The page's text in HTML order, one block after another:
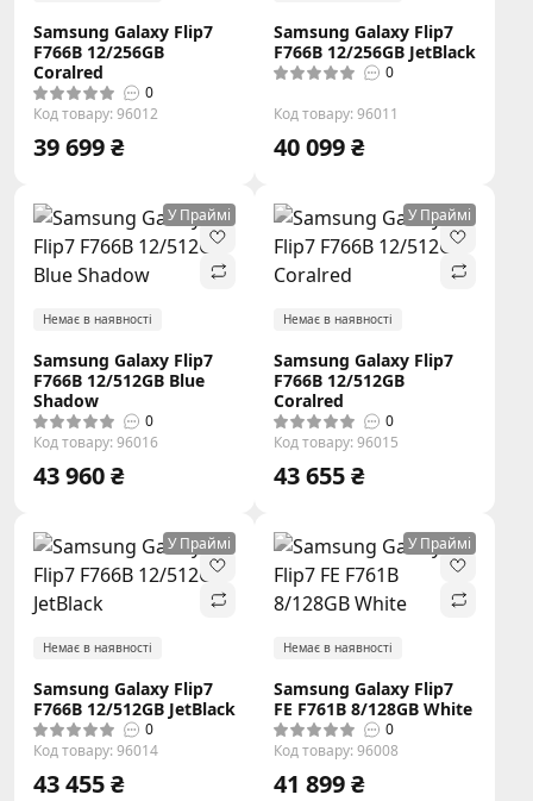
Samsung Galaxy Flip7
F766B 12/256GB
Coralred
0
Код товару: 96012
39 699 ₴
Samsung Galaxy Flip7
F766B 12/256GB JetBlack
0
Код товару: 96011
40 099 ₴
У Праймі
Немає в наявності
Samsung Galaxy Flip7
F766B 12/512GB Blue
Shadow
0
Код товару: 96016
43 960 ₴
У Праймі
Немає в наявності
Samsung Galaxy Flip7
F766B 12/512GB
Coralred
0
Код товару: 96015
43 655 ₴
У Праймі
Немає в наявності
Samsung Galaxy Flip7
F766B 12/512GB JetBlack
0
Код товару: 96014
43 455 ₴
У Праймі
Немає в наявності
Samsung Galaxy Flip7
FE F761B 8/128GB White
0
Код товару: 96008
41 899 ₴